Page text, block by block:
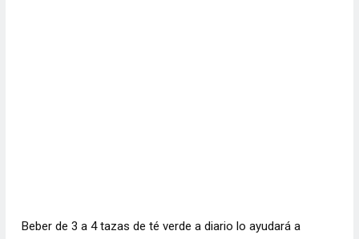
Beber de 3 a 4 tazas de té verde a diario lo ayudará a